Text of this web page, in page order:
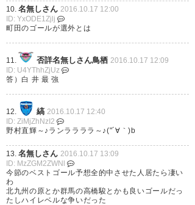
10. 名無しさん 2016.10.17 12:00
ID: YxODE1Zjlj
町田のゴールが選外とは
11. 否詳名無しさん鳥栖 2016.10.17 12:09
ID: U4YThhZjUz
答）白 井 最 強
12. 縞 2016.10.17 12:40
ID: ZiMjZhNzI2
野村直輝～♪ランララララ～♪("´∀｀)b
13. 名無しさん 2016.10.17 13:09
ID: MzZGM2ZWNl
今節のベストゴール予想全的中させた人居たら凄い
わ
北九州の原とか群馬の高橋駿とかも良いゴールだっ
たしハイレベルな争いだった